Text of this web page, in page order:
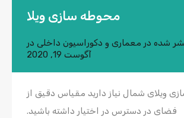
محوطه سازی ویلا
شده در معماری و دکوراسیون داخلی در
آگوست 19, 2020
ویلای شمال نیاز دارید مقیاس دقیق از
فضای در دسترس در اختیار داشته باشید.